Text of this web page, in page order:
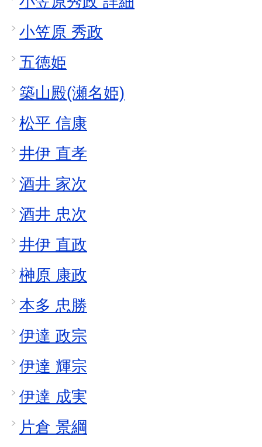
小笠原 秀政
五徳姫
築山殿(瀬名姫)
松平 信康
井伊 直孝
酒井 家次
酒井 忠次
井伊 直政
榊原 康政
本多 忠勝
伊達 政宗
伊達 輝宗
伊達 成実
片倉 景綱